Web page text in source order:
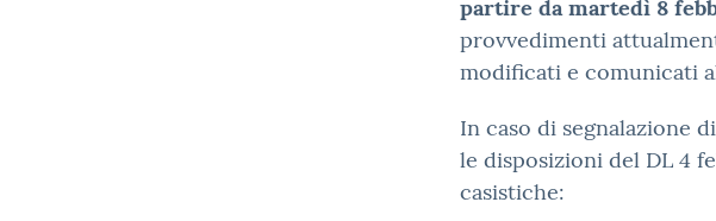
partire da martedì 8
provvedimenti
modificati e comunicati
In caso di segnalazione
le disposizioni del DL 4
casistiche: